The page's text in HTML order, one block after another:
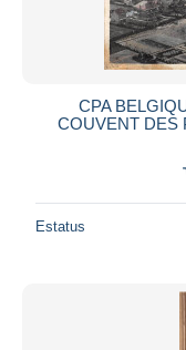
CPA
COUVENT DES
Estatus